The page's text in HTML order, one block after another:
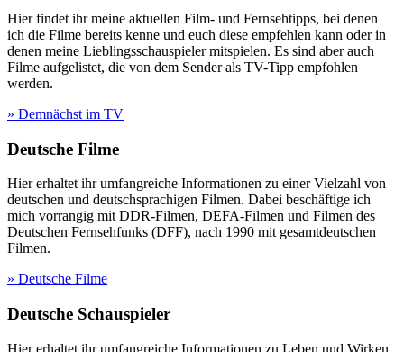
Hier findet ihr meine aktuellen Film- und Fernsehtipps, bei denen
ich die Filme bereits kenne und euch diese empfehlen kann oder in
denen meine Lieblingsschauspieler mitspielen. Es sind aber auch
Filme aufgelistet, die von dem Sender als TV-Tipp empfohlen
werden.
» Demnächst im TV
Deutsche Filme
Hier erhaltet ihr umfangreiche Informationen zu einer Vielzahl von
deutschen und deutschsprachigen Filmen. Dabei beschäftige ich
mich vorrangig mit DDR-Filmen, DEFA-Filmen und Filmen des
Deutschen Fernsehfunks (DFF), nach 1990 mit gesamtdeutschen
Filmen.
» Deutsche Filme
Deutsche Schauspieler
Hier erhaltet ihr umfangreiche Informationen zu Leben und Wirken